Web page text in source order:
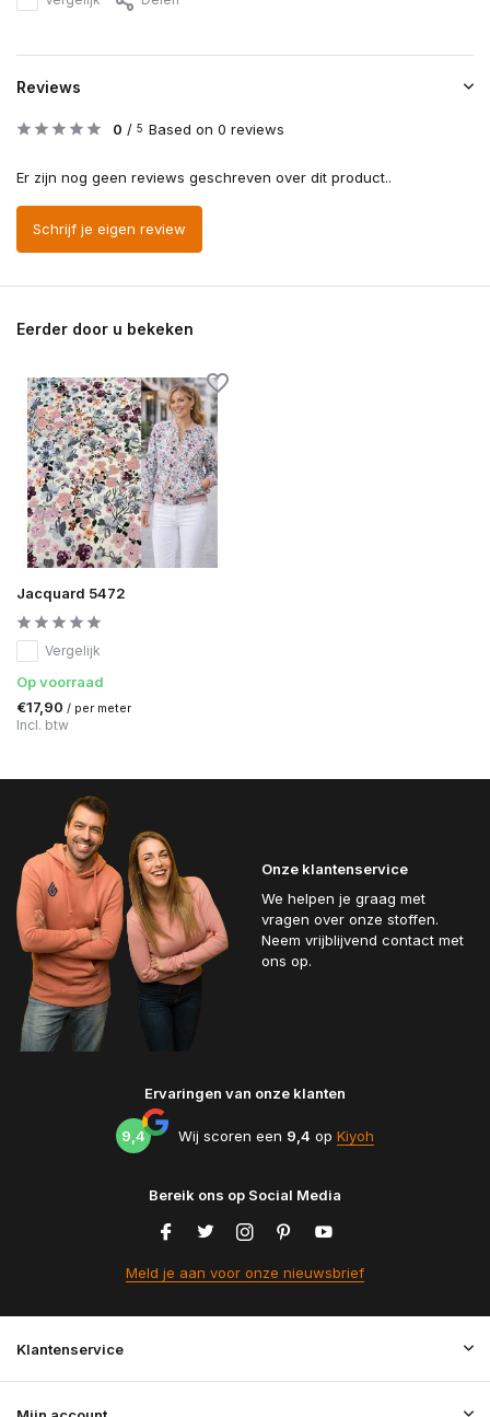
Reviews
0 / 5 Based on 0 reviews
Er zijn nog geen reviews geschreven over dit product..
Schrijf je eigen review
Eerder door u bekeken
Jacquard 5472
Vergelijk
Op voorraad
€17,90 / per meter
Incl. btw
Onze klantenservice
We helpen je graag met
vragen over onze stoffen.
Neem vrijblijvend contact met
ons op.
Ervaringen van onze klanten
9,4 Wij scoren een 9,4 op Kiyoh
Bereik ons op Social Media
Meld je aan voor onze nieuwsbrief
Klantenservice